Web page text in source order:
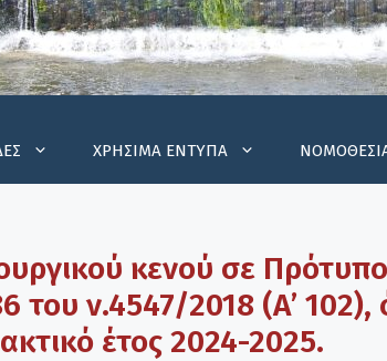
ΧΡΗΣΙΜΑ ΕΝΤΥΠΑ
κενού σε Πρότυπο
του ν.4547/2018 (Α’
έτος 2024-2025.